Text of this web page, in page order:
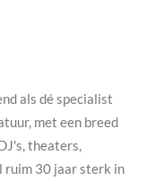
als dé specialist
met een breed
theaters,
ruim 30 jaar sterk in